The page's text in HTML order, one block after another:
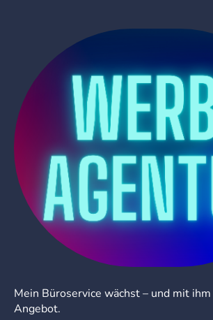
Mein Büroservice wächst – und mit ihm
Angebot.